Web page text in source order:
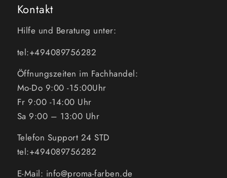
Kontakt
Hilfe und Beratung unter:
tel:+494089756282
Öffnungszeiten im Fachhandel:
Mo-Do 9:00 -15:00Uhr
Fr 9:00 -14:00 Uhr
Sa 9:00 – 13:00 Uhr
Telefon Support 24 STD
tel:+494089756282
E-Mail: info@proma-farben.de